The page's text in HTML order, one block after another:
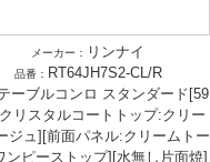
メーカー： リンナイ
品番： RT64JH7S2-CL/R
ーブルコンロ スタンダード[59
リスタルコートトップ:クリー
ジュ][前面パネル:クリームトー
ンピーストップ][水無し片面焼]